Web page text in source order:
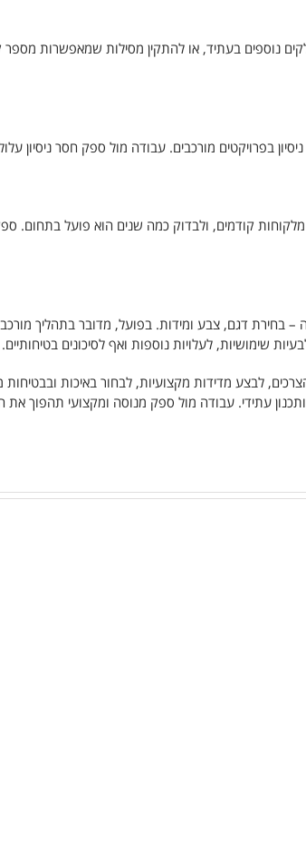
נוספים בעתיד, או להתקין מסילות שמאפשרות מספר
בפרויקטים מורכבים. עבודה מול ספק חסר ניסיון
קודמים, ולבדוק כמה שנים הוא פועל בתחום.
– בחירת דגם, צבע ומידות. בפועל, מדובר בתהליך
שימושיות, לעלויות נוספות ואף לסיכונים בטיחותיים.
לבצע מדידות מקצועיות, לבחור באיכות
ותכנון עתידי. עבודה מול ספק מנוסה ומקצועי תהפוך